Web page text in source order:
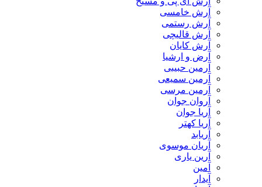
آرش خامسی
آرش رستمی
آرش قالیچی
آرش کایان
​آرض و ارشیا
آرمین حبیبی
آرمین سمیعی
آرمین مرسی
آروان جوان
آریا جوان
آریا کهتر
آریابد
آریان موسوی
آرین یاری
آمین
آیدار